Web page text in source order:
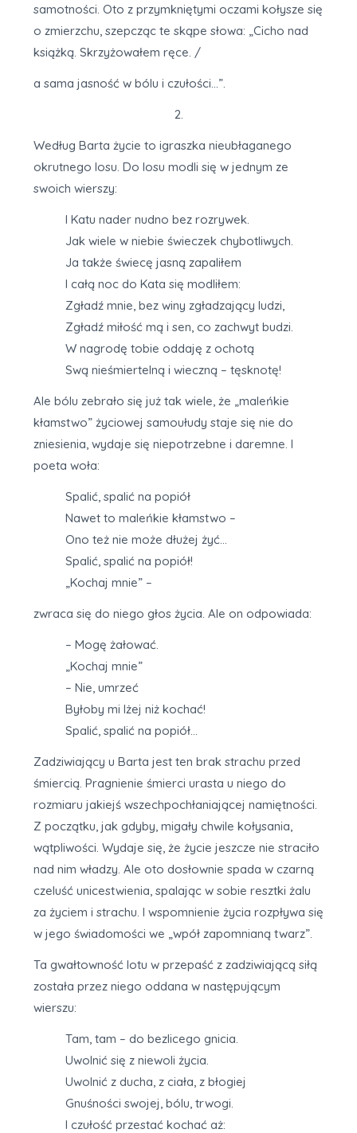
samotności. Oto z przymkniętymi oczami kołysze się
o zmierzchu, szepcząc te skąpe słowa: „Cicho nad
książką. Skrzyżowałem ręce. /
a sama jasność w bólu i czułości…”.
2.
Według Barta życie to igraszka nieubłaganego
okrutnego losu. Do losu modli się w jednym ze
swoich wierszy:
I Katu nader nudno bez rozrywek.
Jak wiele w niebie świeczek chybotliwych.
Ja także świecę jasną zapaliłem
I całą noc do Kata się modliłem:
Zgładź mnie, bez winy zgładzający ludzi,
Zgładź miłość mą i sen, co zachwyt budzi.
W nagrodę tobie oddaję z ochotą
Swą nieśmiertelną i wieczną – tęsknotę!
Ale bólu zebrało się już tak wiele, że „maleńkie
kłamstwo” życiowej samoułudy staje się nie do
zniesienia, wydaje się niepotrzebne i daremne. I
poeta woła:
Spalić, spalić na popiół
Nawet to maleńkie kłamstwo –
Ono też nie może dłużej żyć…
Spalić, spalić na popiół!
„Kochaj mnie” –
zwraca się do niego głos życia. Ale on odpowiada:
– Mogę żałować.
„Kochaj mnie”
– Nie, umrzeć
Byłoby mi lżej niż kochać!
Spalić, spalić na popiół…
Zadziwiający u Barta jest ten brak strachu przed
śmiercią. Pragnienie śmierci urasta u niego do
rozmiaru jakiejś wszechpochłaniającej namiętności.
Z początku, jak gdyby, migały chwile kołysania,
wątpliwości. Wydaje się, że życie jeszcze nie straciło
nad nim władzy. Ale oto dosłownie spada w czarną
czeluść unicestwienia, spalając w sobie resztki żalu
za życiem i strachu. I wspomnienie życia rozpływa się
w jego świadomości we „wpół zapomnianą twarz”.
Ta gwałtowność lotu w przepaść z zadziwiającą siłą
została przez niego oddana w następującym
wierszu:
Tam, tam – do bezlicego gnicia.
Uwolnić się z niewoli życia.
Uwolnić z ducha, z ciała, z błogiej
Gnuśności swojej, bólu, trwogi.
I czułość przestać kochać aż: